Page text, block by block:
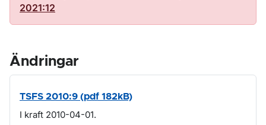
2021:12
Ändringar
TSFS 2010:9 (pdf 182kB)
I kraft 2010-04-01.